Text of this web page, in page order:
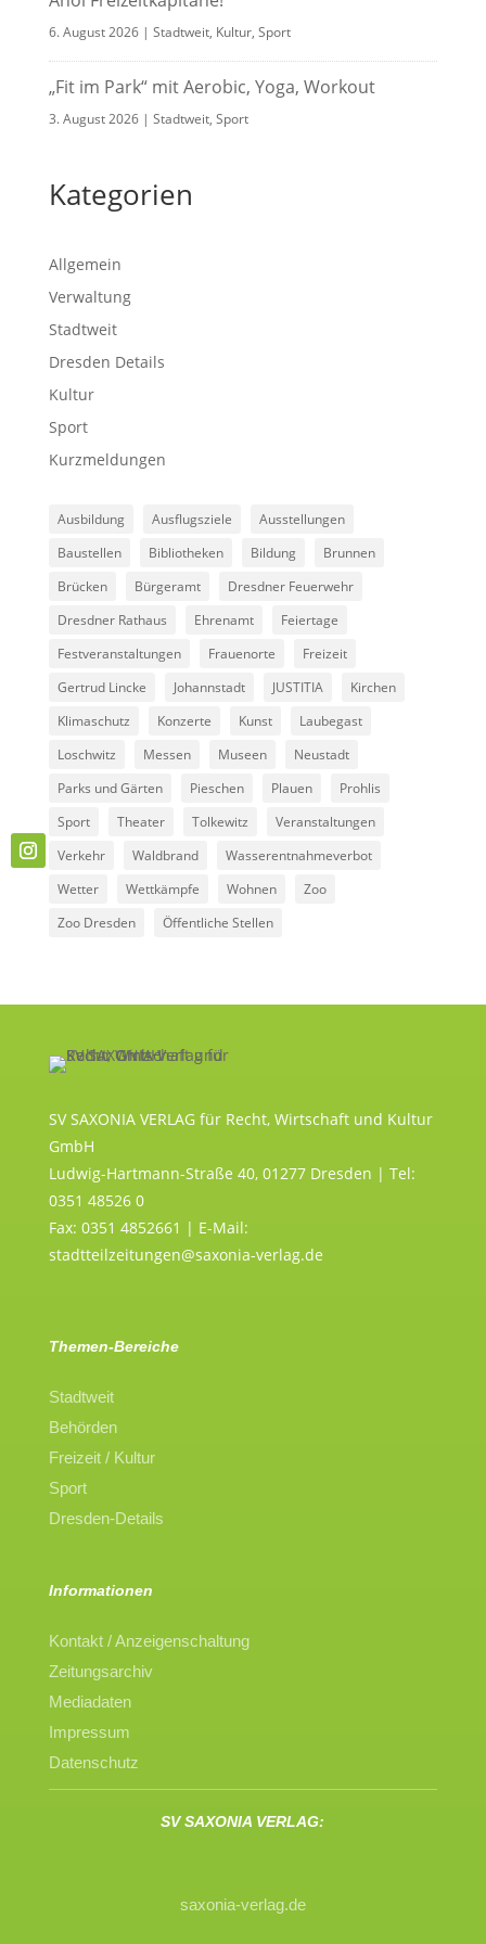
6. August 2026| Stadtweit, Kultur, Sport
„Fit im Park“ mit Aerobic, Yoga, Workout
3. August 2026| Stadtweit, Sport
Kategorien
Allgemein
Verwaltung
Stadtweit
Dresden Details
Kultur
Sport
Kurzmeldungen
Ausbildung Ausflugsziele
Ausstellungen
Baustellen
Bibliotheken Bildung
Brunnen
Brücken
Bürgeramt
Dresdner Feuerwehr
Dresdner Rathaus
Ehrenamt
Feiertage
Festveranstaltungen
Frauenorte
Freizeit
Gertrud Lincke
Johannstadt JUSTITIA
Kirchen
Klimaschutz
Konzerte Kunst
Laubegast
Loschwitz
Messen Museen
Neustadt
Parks und Gärten
Pieschen Plauen
Prohlis
Sport
Theater Tolkewitz
Veranstaltungen
Verkehr
Waldbrand
Wasserentnahmeverbot
Wetter
Wettkämpfe Wohnen
Zoo
Zoo Dresden
Öffentliche Stellen
SV SAXONIA VERLAG für Recht, Wirtschaft und Kultur
GmbH
Ludwig-Hartmann-Straße 40, 01277 Dresden | Tel:
0351 48526 0
Fax: 0351 4852661 | E-Mail:
stadtteilzeitungen@saxonia-verlag.de
Themen-Bereiche
Stadtweit
Behörden
Freizeit / Kultur
Sport
Dresden-Details
Informationen
Kontakt / Anzeigenschaltung
Zeitungsarchiv
Mediadaten
Impressum
Datenschutz
SV SAXONIA VERLAG:
saxonia-verlag.de